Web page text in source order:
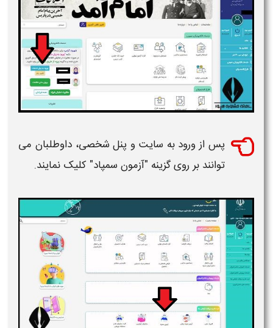
پس از ورود به سایت و پنل شخصی، داوطلبان می
توانند بر روی گزینه "آزمون سمپاد" کلیک نمایند.